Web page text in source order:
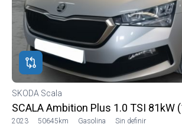
SKODA Scala
SCALA Ambition Plus 1.0 TSI 81kW
2023 50645km Gasolina Sin definir